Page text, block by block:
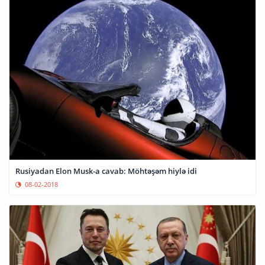
Rusiyadan Elon Musk-a cavab: Möhtəşəm hiylə idi
08-02-2018